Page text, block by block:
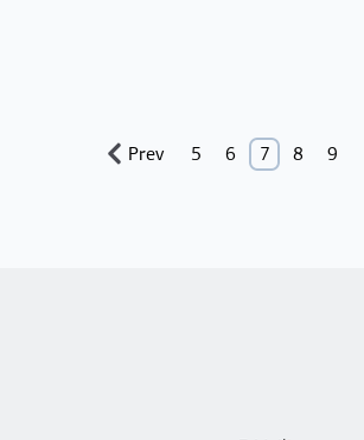
Prev 5 6 7 8 9